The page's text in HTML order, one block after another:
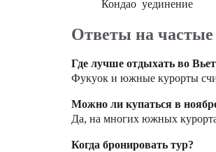
Кондао уединение
Ответы на
Где лучше отдыхать во
Фукуок и южные курорты
Можно ли купаться в
Да, на многих южных
Когда бронировать тур?